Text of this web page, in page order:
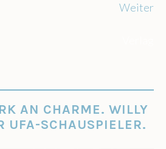
Weiter
AN CHARME. WILLY
UFA-SCHAUSPIELER.